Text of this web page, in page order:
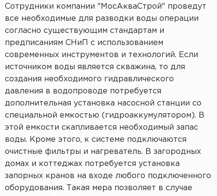
Сотрудники компании "МосАкваСтрой" проведут
все необходимые для разводки воды операции
согласно существующим стандартам и
предписаниям СНиП с использованием
современных инструментов и технологий. Если
источником воды является скважина, то для
создания необходимого гидравлического
давления в водопроводе потребуется
дополнительная установка насосной станции со
специальной емкостью (гидроаккумулятором). В
этой емкости скапливается необходимый запас
воды. Кроме этого, к системе подключаются
очистные фильтры и нагреватель. В загородных
домах и коттеджах потребуется установка
запорных кранов на входе любого подключенного
оборудования. Такая мера позволяет в случае